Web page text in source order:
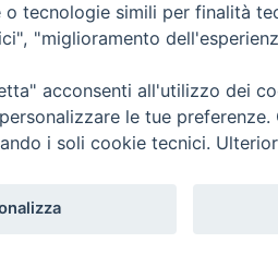
Privacy Policy
- Vita Trentina Editrice
tecnologie simili per finalità
"miglioramento
acconsenti all'utilizzo dei
le tue
i soli cookie tecnici.